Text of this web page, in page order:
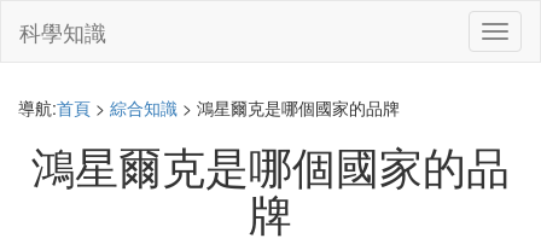
切
換
科學知識
導航:首頁 > 綜合知識 > 鴻星爾克是哪個國家的品牌
鴻星爾克是哪個國家的品
牌